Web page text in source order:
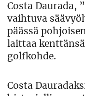
Costa Daurada,
vaihtuva
päässä
laittaa
golfkohde.
Costa